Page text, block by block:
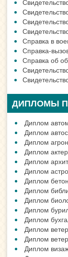
Справка в
Справка-
Справка об
ДИПЛОМЫ
Диплом
Диплом
Диплом
Диплом
Диплом
Диплом
Диплом
Диплом
Диплом
Диплом
Диплом
Диплом
Диплом
Диплом